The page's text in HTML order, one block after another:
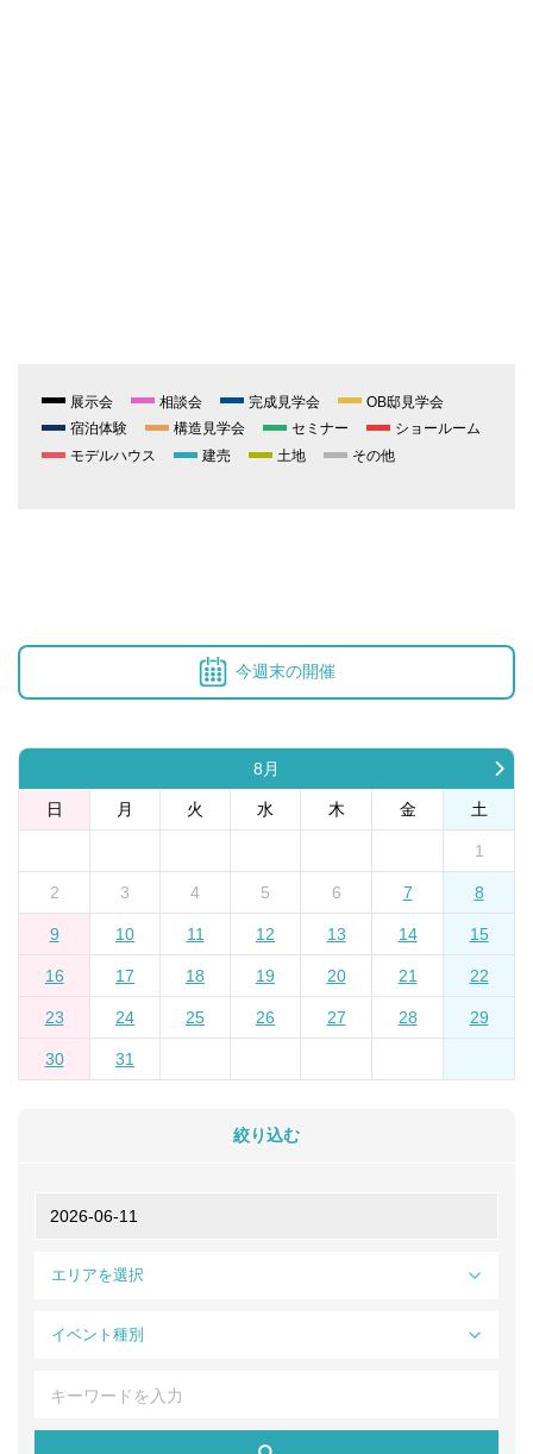
展示会 相談会 完成見学会
OB邸見学会
宿泊体験
構造見学会 セミナー
ショールーム
モデルハウス
建売 土地 その他
今週末の開催
8月
日 月 火 水 木 金 土
1
2 3 4 5 6 7 8
9 10 11 12 13 14 15
16 17 18 19 20 21 22
23 24 25 26 27 28 29
30 31
絞り込む
エリアを選択
イベント種別